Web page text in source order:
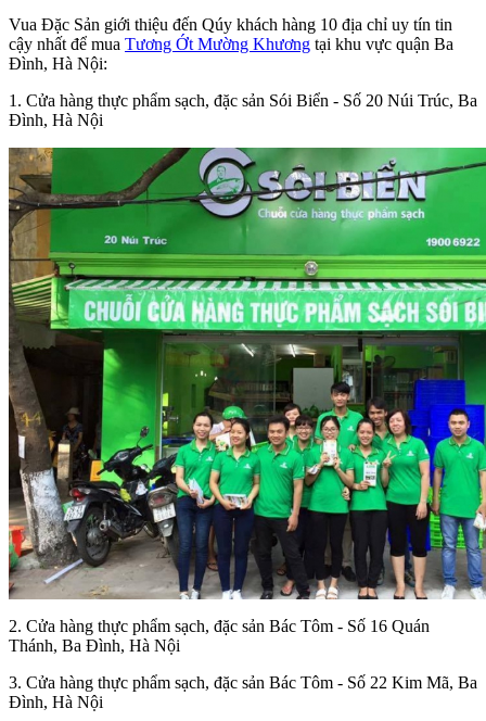
Vua Đặc Sản giới thiệu đến Qúy khách hàng 10 địa chỉ uy tín tin
cậy nhất để mua Tương Ớt Mường Khương tại khu vực quận Ba
Đình, Hà Nội:
1. Cửa hàng thực phẩm sạch, đặc sản Sói Biển - Số 20 Núi Trúc, Ba
Đình, Hà Nội
2. Cửa hàng thực phẩm sạch, đặc sản Bác Tôm - Số 16 Quán
Thánh, Ba Đình, Hà Nội
3. Cửa hàng thực phẩm sạch, đặc sản Bác Tôm - Số 22 Kim Mã, Ba
Đình, Hà Nội